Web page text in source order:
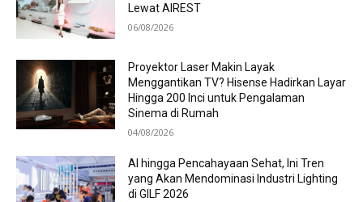
Lewat AIREST
06/08/2026
Proyektor Laser Makin Layak
Menggantikan TV? Hisense Hadirkan Layar
Hingga 200 Inci untuk Pengalaman
Sinema di Rumah
04/08/2026
AI hingga Pencahayaan Sehat, Ini Tren
yang Akan Mendominasi Industri Lighting
di GILF 2026